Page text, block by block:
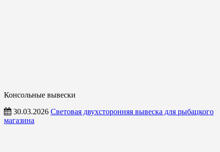
Консольные вывески
30.03.2026 Световая двухсторонняя вывеска для рыбацкого
магазина